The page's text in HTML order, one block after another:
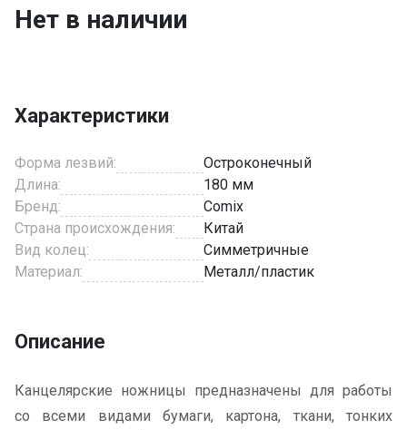
Нет в наличии
Характеристики
Форма лезвий:
Остроконечный
Длина:
180 мм
Бренд:
Comix
Страна происхождения:
Китай
Вид колец:
Симметричные
Материал:
Металл/пластик
Описание
Канцелярские ножницы предназначены для работы
со всеми видами бумаги, картона, ткани, тонких